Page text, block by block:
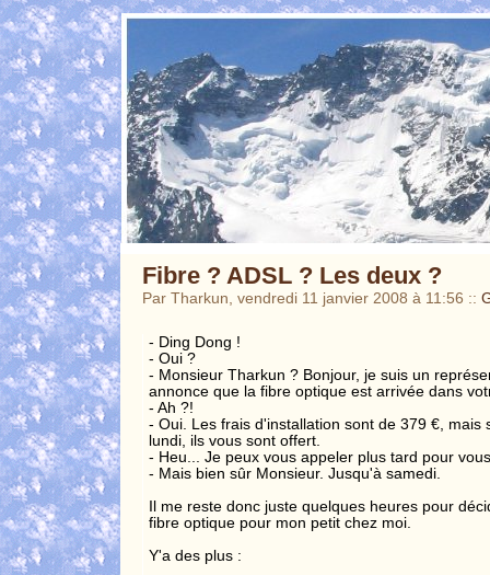
Fibre ? ADSL ? Les deux ?
Par Tharkun, vendredi 11 janvier 2008 à 11:56 ::
- Ding Dong !
- Oui ?
- Monsieur Tharkun ? Bonjour, je suis un
annonce que la fibre optique est arrivée dans
- Ah ?!
- Oui. Les frais d'installation sont de 379 €, mais
lundi, ils vous sont offert.
- Heu... Je peux vous appeler plus tard pour
- Mais bien sûr Monsieur. Jusqu'à samedi.
Il me reste donc juste quelques heures pour
fibre optique pour mon petit chez moi.
Y'a des plus :